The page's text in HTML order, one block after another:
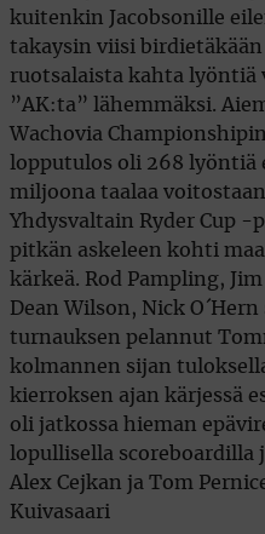
kuitenkin Jacobsonille
takaysin viisi
ruotsalaista kahta lyöntiä
”AK:ta” lähemmäksi.
Wachovia
lopputulos oli 268 lyöntiä
miljoona taalaa
Yhdysvaltain Ryder Cup
pitkän askeleen kohti
kärkeä. Rod Pampling,
Dean Wilson, Nick
turnauksen pelannut
kolmannen sijan
kierroksen ajan kärjessä
oli jatkossa hieman
lopullisella scoreboardilla
Alex Cejkan ja Tom
Kuivasaari